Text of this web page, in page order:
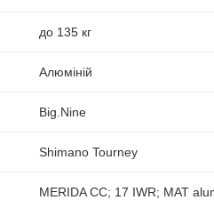
до 135 кг
Алюміній
Big.Nine
Shimano Tourney
MERIDA CC; 17 IWR; MAT